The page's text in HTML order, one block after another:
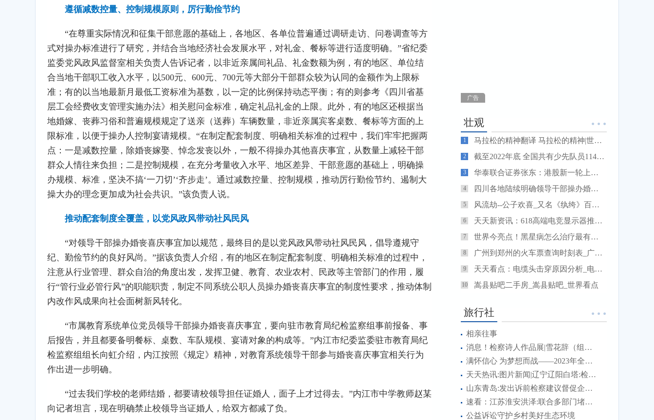
遵循减数控量、控制规模原则，厉行勤俭节约
“在尊重实际情况和征集干部意愿的基础上，各地区、各单位普遍通过调研走访、问卷调查等方
式对操办标准进行了研究，并结合当地经济社会发展水平，对礼金、餐标等进行适度明确。”省纪委
监委党风政风监督室相关负责人告诉记者，以非近亲属间礼品、礼金数额为例，有的地区、单位结
合当地干部职工收入水平，以500元、600元、700元等大部分干部群众较为认同的金额作为上限标
准；有的以当地最新月最低工资标准为基数，以一定的比例保持动态平衡；有的则参考《四川省基
层工会经费收支管理实施办法》相关慰问金标准，确定礼品礼金的上限。此外，有的地区还根据当
地婚嫁、丧葬习俗和普遍规模规定了送亲（送葬）车辆数量，非近亲属宾客桌数、餐标等方面的上
限标准，以便于操办人控制宴请规模。“在制定配套制度、明确相关标准的过程中，我们牢牢把握两
点：一是减数控量，除婚丧嫁娶、悼念发丧以外，一般不得操办其他喜庆事宜，从数量上减轻干部
群众人情往来负担；二是控制规模，在充分考量收入水平、地区差异、干部意愿的基础上，明确操
办规模、标准，坚决不搞‘一刀切’‘齐步走’。通过减数控量、控制规模，推动厉行勤俭节约、遏制大
操大办的理念更加成为社会共识。”该负责人说。
推动配套制度全覆盖，以党风政风带动社风民风
“对领导干部操办婚丧喜庆事宜加以规范，最终目的是以党风政风带动社风民风，倡导遵规守
纪、勤俭节约的良好风尚。”据该负责人介绍，有的地区在制定配套制度、明确相关标准的过程中，
注意从行业管理、群众自治的角度出发，发挥卫健、教育、农业农村、民政等主管部门的作用，履
行“管行业必管行风”的职能职责，制定不同系统公职人员操办婚丧喜庆事宜的制度性要求，推动体制
内改作风成果向社会面树新风转化。
“市属教育系统单位党员领导干部操办婚丧喜庆事宜，要向驻市教育局纪检监察组事前报备、事
后报告，并且都要备明餐标、桌数、车队规模、宴请对象的构成等。”内江市纪委监委驻市教育局纪
检监察组组长向虹介绍，内江按照《规定》精神，对教育系统领导干部参与婚丧喜庆事宜相关行为
作出进一步明确。
“过去我们学校的老师结婚，都要请校领导担任证婚人，面子上才过得去。”内江市中学教师赵某
向记者坦言，现在明确禁止校领导当证婚人，给双方都减了负。
广告
壮观
1 马拉松的精神翻译 马拉松的精神|世界速读
2 截至2022年底 全国共有少先队员11467.1万名 全球新资讯
3 华泰联合证券张东：港股新一轮上市改革将激发科技企业上市热潮-天天看热讯
4 四川各地陆续明确领导干部操办婚丧喜庆事宜具体标准 遏制大操大办 弘扬节俭新风
5 风流劫--公子欢喜_又名《纨绔》百度云_纨绔_风流劫公子欢喜
6 天天新资讯：618高端电竞显示器推荐：联想W2729SHL值得入手
7 世界今亮点！黑星病怎么治疗最有效_黑星龙珠
8 广州到郑州的火车票查询时刻表_广州到郑州的火车票
9 天天看点：电缆头击穿原因分析_电缆头
10 嵩县贴吧二手房_嵩县贴吧_世界看点
旅行社
相亲往事
消息！检察诗人作品展|雪花辞（组诗）
满怀信心 为梦想而战——2023年全国硕士研究生招生考试首日见闻
天天热讯:图片新闻|辽宁辽阳白塔:检察官、国家三级心理咨询师为涉案未成年被害人及其家长进行心理疏导
山东青岛:发出诉前检察建议督促企业及时消除消防隐患
速看：江苏淮安洪泽:联合多部门堵住管理漏洞维护道路交通安全
公益诉讼守护乡村美好生态环境